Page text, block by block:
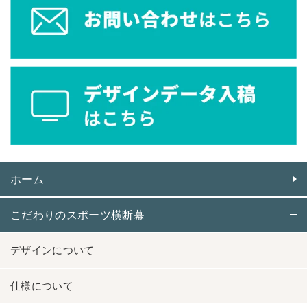
ホーム
こだわりのスポーツ横断幕
デザインについて
仕様について